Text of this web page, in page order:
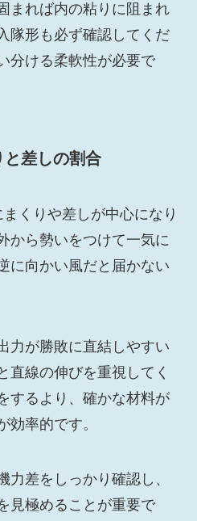
まれば内の粘りに阻まれ
隊形も必ず確認してくだ
分ける柔軟性が必要で
差しの割合
くりや差しが中心になり
から勢いをつけて一気に
に向かい風だと届かない
力が勝敗に直結しやすい
直線の伸びを重視してく
するより、確かな材料が
効率的です。
力差をしっかり確認し、
見極めることが重要で